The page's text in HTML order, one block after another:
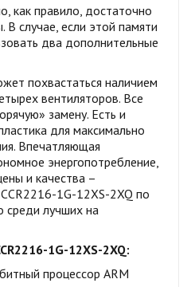
как правило, достаточно
случае, если этой памяти
два дополнительные
похвастаться наличием
вентиляторов. Все
замену. Есть и
для максимально
Впечатляющая
энергопотребление,
и качества –
1G-12XS-2XQ по
среди лучших на
1G-12XS-2XQ:
процессор ARM